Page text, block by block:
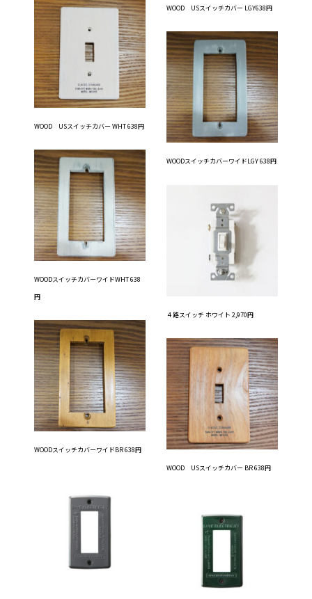
WOOD USスイッチカバー LGY638円
WOOD USスイッチカバー WHT 638円
WOODスイッチカバーワイドLGY 638円
WOODスイッチカバーワイドWHT 638
円
４路スイッチ ホワイト 2,970円
WOODスイッチカバーワイドBR 638円
WOOD USスイッチカバー BR 638円